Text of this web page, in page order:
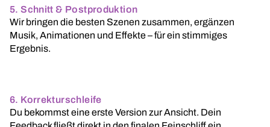
5. Schnitt & Postproduktion
Wir bringen die besten Szenen zusammen, ergänzen
Musik, Animationen und Effekte – für ein stimmiges
Ergebnis.
6. Korrekturschleife
Du bekommst eine erste Version zur Ansicht. Dein